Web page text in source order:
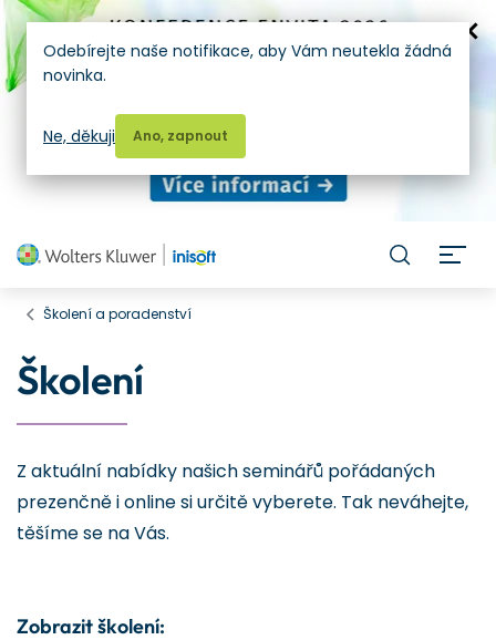
Školení a poradenství
Školení
Z aktuální nabídky našich seminářů pořádaných
prezenčně i online si určitě vyberete. Tak neváhejte,
těšíme se na Vás.
Zobrazit školení:
Odebírejte naše notifikace, aby Vám neutekla žádná
novinka.
Ano, zapnout
Ne, děkuji